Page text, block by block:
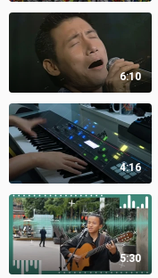
6:10
4:16
5:30